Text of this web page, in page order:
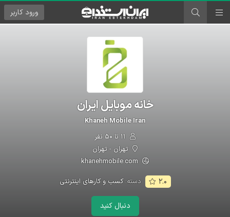
ورود کاربر
خانه موبایل ایران
Khaneh Mobile Iran
تهران - تهران
۲.۰ دسته:کسب و کارهای اینترنتی
دنبال کنید